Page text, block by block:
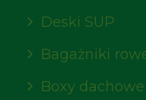
Deski SUP
Bagażniki
Boxy dachowe